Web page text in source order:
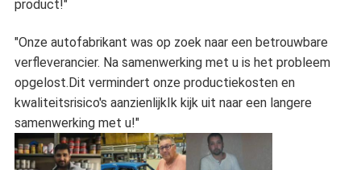
product!"
"Onze autofabrikant was op zoek naar een betrouwbare
verfleverancier. Na samenwerking met u is het probleem
opgelost.Dit vermindert onze productiekosten en
kwaliteitsrisico's aanzienlijkIk kijk uit naar een langere
samenwerking met u!"